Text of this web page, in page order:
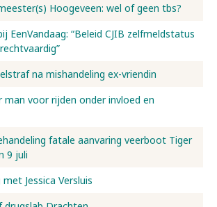
Hoogeveen: wel of geen tbs?
EenVandaag: “Beleid CJIB zelfmeldstatus
na mishandeling ex-vriendin
man voor rijden onder invloed en
fatale aanvaring veerboot Tiger
9 juli
Jessica Versluis